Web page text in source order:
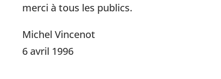
merci à tous les publics.
Michel Vincenot
6 avril 1996